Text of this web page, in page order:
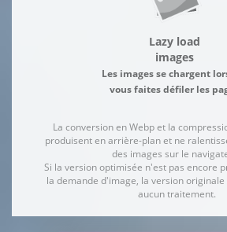
Lazy load
images
Les images se chargent
vous faites défiler les
La conversion en Webp et la
produisent en arrière-plan et ne
des images sur le
Si la version optimisée n'est pas encore
la demande d'image, la version originale
aucun traitement.